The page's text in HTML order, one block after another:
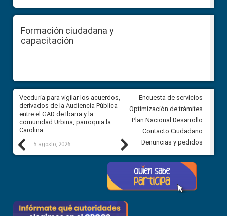
Formación ciudadana y
capacitación
Previous
Veeduría para vigilar los acuerdos,
derivados de la Audiencia Pública
entre el GAD de Ibarra y la
comunidad Urbina, parroquia la
Carolina
5 agosto, 2026
CPCCS convoca a Veeduría
Ciudadana para vigilar el
en la Universidad de Cuenca
5 agosto, 2026
Next
Encuesta de servicios
Optimización de trámites
Plan Nacional Desarrollo
Contacto Ciudadano
Denuncias y pedidos